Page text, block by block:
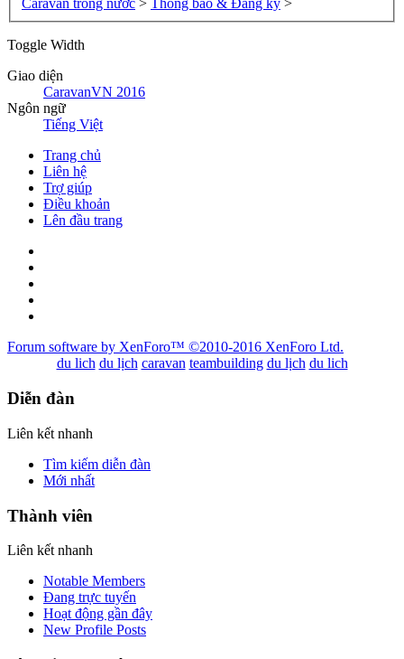
Caravan trong nước > Thông báo & Đăng ký >
Toggle Width
Giao diện
CaravanVN 2016
Ngôn ngữ
Tiếng Việt
Trang chủ
Liên hệ
Trợ giúp
Điều khoản
Lên đầu trang
Forum software by XenForo™ ©2010-2016 XenForo Ltd.
du lich du lịch caravan teambuilding du lịch du lich
Diễn đàn
Liên kết nhanh
Tìm kiếm diễn đàn
Mới nhất
Thành viên
Liên kết nhanh
Notable Members
Đang trực tuyến
Hoạt động gần đây
New Profile Posts